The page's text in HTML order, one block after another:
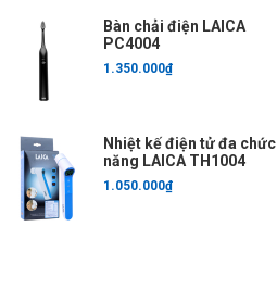
Bàn chải điện LAICA
PC4004
1.350.000₫
Nhiệt kế điện tử đa chức
năng LAICA TH1004
1.050.000₫